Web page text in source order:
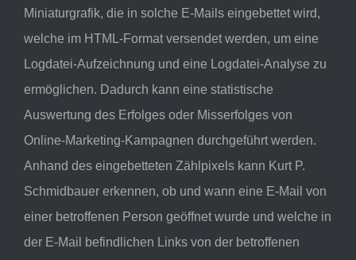
Miniaturgrafik, die in solche E-Mails eingebettet wird,
welche im HTML-Format versendet werden, um eine
Logdatei-Aufzeichnung und eine Logdatei-Analyse zu
ermöglichen. Dadurch kann eine statistische
Auswertung des Erfolges oder Misserfolges von
Online-Marketing-Kampagnen durchgeführt werden.
Anhand des eingebetteten Zählpixels kann Kurt P.
Schmidbauer erkennen, ob und wann eine E-Mail von
einer betroffenen Person geöffnet wurde und welche in
der E-Mail befindlichen Links von der betroffenen